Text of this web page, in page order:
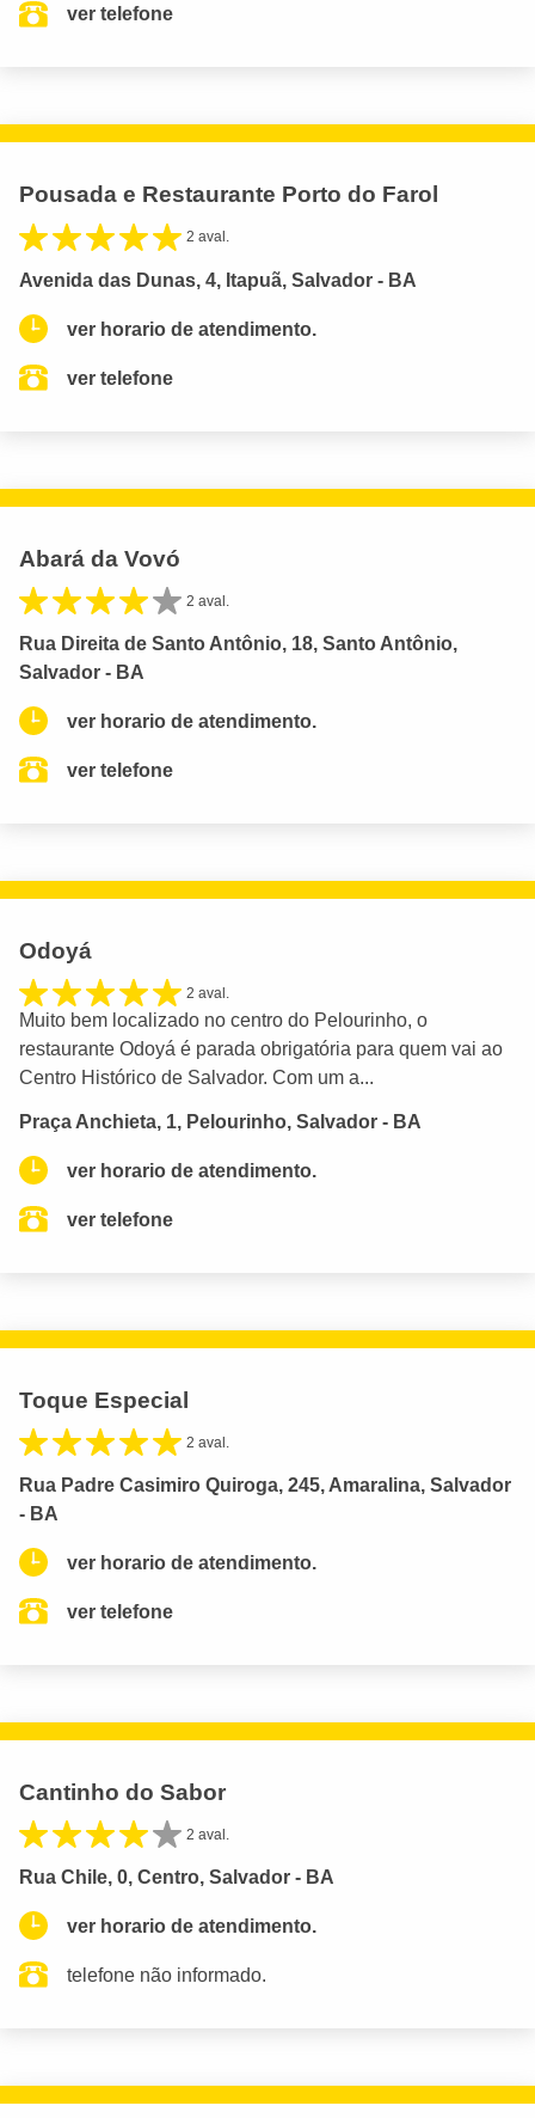
ver telefone
Pousada e Restaurante Porto do Farol
2 aval.
Avenida das Dunas, 4, Itapuã, Salvador - BA
ver horario de atendimento.
ver telefone
Abará da Vovó
2 aval.
Rua Direita de Santo Antônio, 18, Santo Antônio,
Salvador - BA
ver horario de atendimento.
ver telefone
Odoyá
2 aval.
Muito bem localizado no centro do Pelourinho, o
restaurante Odoyá é parada obrigatória para quem vai ao
Centro Histórico de Salvador. Com um a...
Praça Anchieta, 1, Pelourinho, Salvador - BA
ver horario de atendimento.
ver telefone
Toque Especial
2 aval.
Rua Padre Casimiro Quiroga, 245, Amaralina, Salvador
- BA
ver horario de atendimento.
ver telefone
Cantinho do Sabor
2 aval.
Rua Chile, 0, Centro, Salvador - BA
ver horario de atendimento.
telefone não informado.